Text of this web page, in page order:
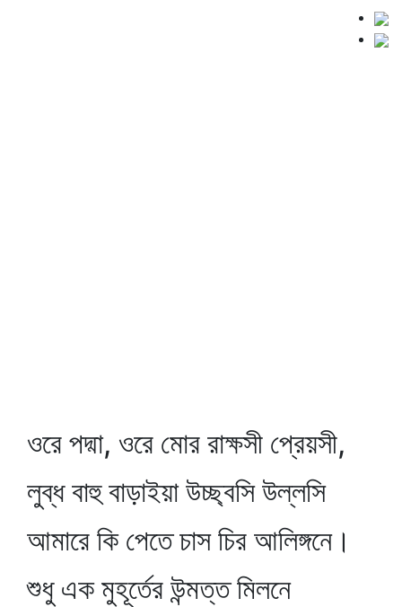
ওরে পদ্মা, ওরে মোর রাক্ষসী প্রেয়সী,
লুব্ধ বাহু বাড়াইয়া উচ্ছ্বসি উল্লসি
আমারে কি পেতে চাস চির আলিঙ্গনে।
শুধু এক মুহূর্তের উন্মত্ত মিলনে